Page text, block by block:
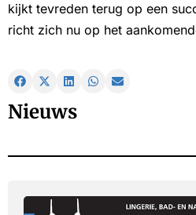
kijkt tevreden terug op een
richt zich nu op het
Nieuws